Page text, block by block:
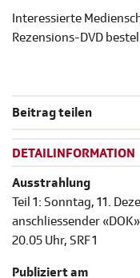
Interessierte
Rezensions-DVD
Beitrag teilen
DETAILINFORMATION
Ausstrahlung
Teil 1: Sonntag, 11.
anschliessender
20.05 Uhr, SRF 1
Publiziert am